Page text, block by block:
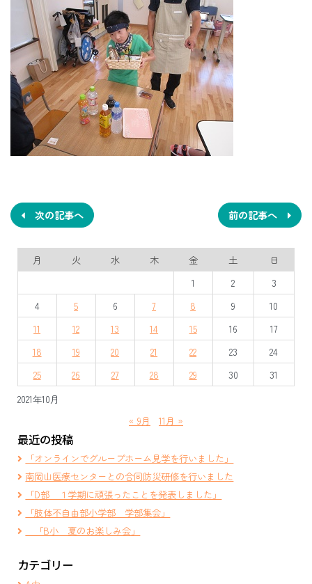
稿
ナ
ビ
ゲ
ー
シ
ョ
ン
前の記事へ
次の記事へ
2021年10月
月 火 水 木 金 土
日
1
2
3
4
5 6 7 8 9
10
11
12 13 14 15 16
17
18
19 20 21 22 23
24
25
26 27 28 29 30 31
« 9月 11月 »
最近の投稿
「オンラインでグループホーム見学を行いました」
南岡山医療センターとの合同防災研修を行いました
「D部 １学期に頑張ったことを発表しました」
「肢体不自由部小学部 学部集会」
「B小 夏のお楽しみ会」
カテゴリー